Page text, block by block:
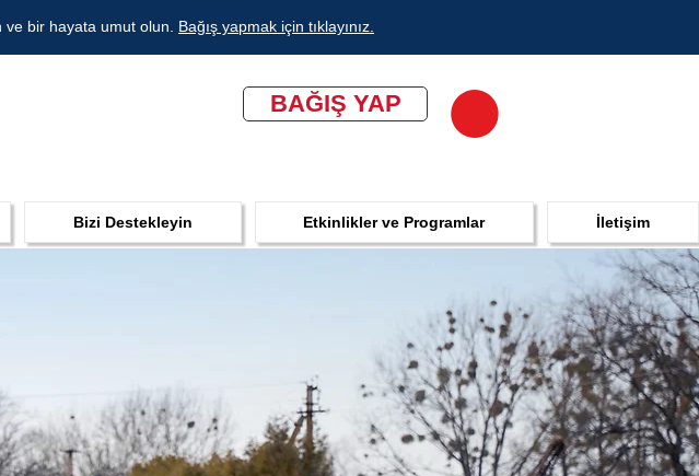
ve bir hayata umut olun. Bağış yapmak için tıklayınız.
BAĞIŞ YAP
Bizi Destekleyin Etkinlikler ve Programlar İletişim